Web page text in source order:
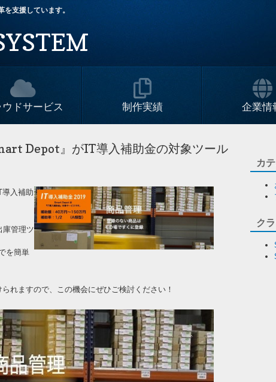
支援しています。
ウドサービス 制作実績 企業情
Depot』がIT導入補助金の対象ツール
入補助
庫管理ツ
を簡単
れますので、この機会にぜひご検討ください！
カ
ク